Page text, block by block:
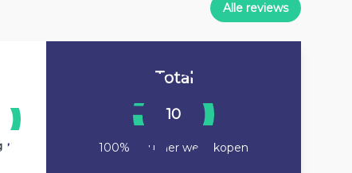
Alle reviews
10
Total
10
100% Zou hier weer kopen